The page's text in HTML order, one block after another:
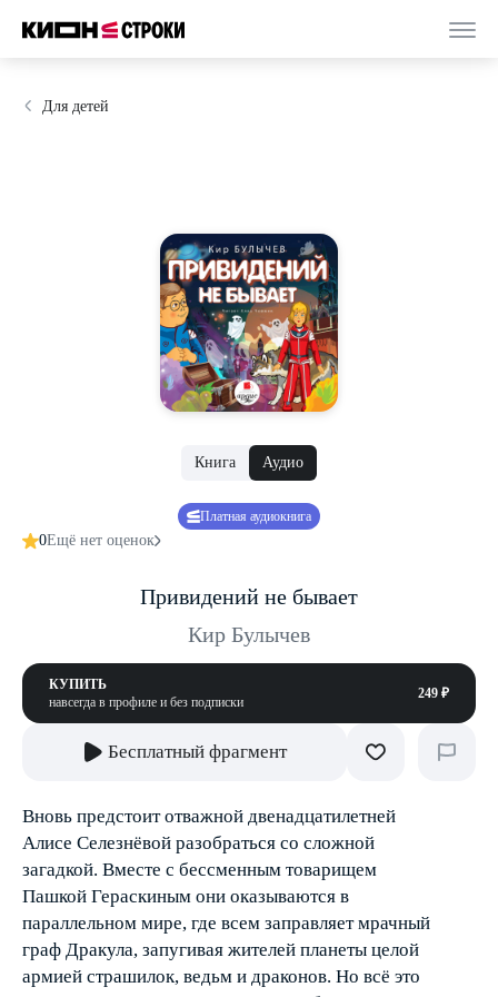
Для детей
Книга Аудио
Платная аудиокнига
0Ещё нет оценок
Привидений не бывает
Кир Булычев
КУПИТЬ
навсегда в профиле и без подписки
249 ₽
Бесплатный фрагмент
Вновь предстоит отважной двенадцатилетней
Алисе Селезнёвой разобраться со сложной
загадкой. Вместе с бессменным товарищем
Пашкой Гераскиным они оказываются в
параллельном мире, где всем заправляет мрачный
граф Дракула, запугивая жителей планеты целой
армией страшилок, ведьм и драконов. Но всё это